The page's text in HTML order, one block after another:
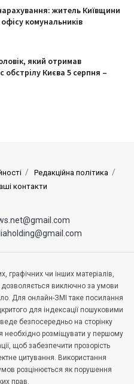
житель Київщини
комунальників
який отримав
обстрілу Києва 5 серпня –
Редакційна політика
контакти
графічних чи інших матеріалів,
виключно за умови
Для онлайн-ЗМІ таке посилання
для індексації пошуковими
безпосередньо на сторінку
необхідно розміщувати у першому
щоб забезпечити прозорість
цитування. Використання
розцінюється як порушення
прав.